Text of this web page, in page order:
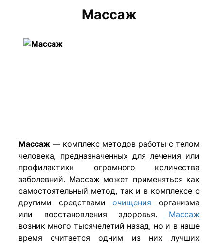
Массаж
Массаж — комплекс методов работы с телом
человека, предназначенных для лечения или
профилактикк огромного количества
заболевний. Массаж может применяться как
самостоятельный метод, так и в комплексе с
другими средствамиочищения организма
или восстановления здоровья. Массаж
возник много тысячелетий назад, но и в наше
время считается одним из них лучших